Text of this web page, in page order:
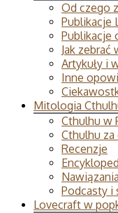
Od czego
Publikacje
Publikacje
Jak
Artykuły i
Inne
Mitologia
Cthulhu w
Cthulhu za
Recenzje
Nawiązania
Podcasty i
Lovecraft w